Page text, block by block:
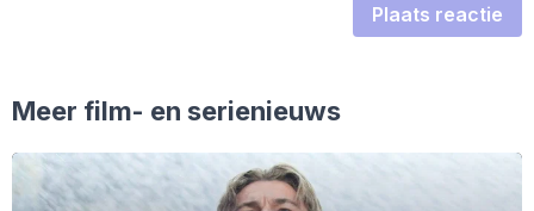
Plaats reactie
Meer film- en serienieuws